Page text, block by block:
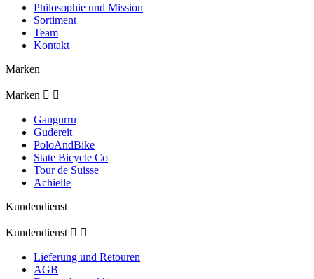
Philosophie und Mission
Sortiment
Team
Kontakt
Marken
Marken  
Gangurru
Gudereit
PoloAndBike
State Bicycle Co
Tour de Suisse
Achielle
Kundendienst
Kundendienst  
Lieferung und Retouren
AGB